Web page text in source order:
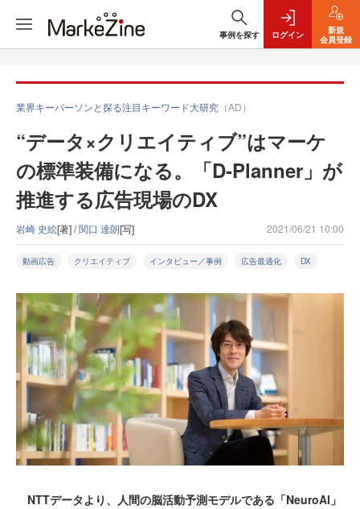
事例を探す ログイン
新規
会員登録
業界キーパーソンと探る注目キーワード大研究 （AD）
“データ×クリエイティブ”はマーケ
の標準装備になる。「D-Planner」が
推進する広告現場のDX
岩崎 史絵[著] /関口 達朗[写] 2021/06/21 10:00
動画広告 クリエイティブ インタビュー／事例 広告最適化 DX
NTTデータより、人間の脳活動予測モデルである「NeuroAI」